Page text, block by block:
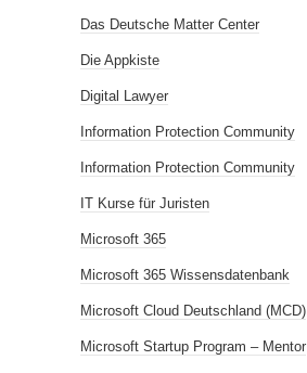
Das Deutsche Matter Center
Die Appkiste
Digital Lawyer
Information Protection Community
Information Protection Community
IT Kurse für Juristen
Microsoft 365
Microsoft 365 Wissensdatenbank
Microsoft Cloud Deutschland (MCD)
Microsoft Startup Program – Mentor